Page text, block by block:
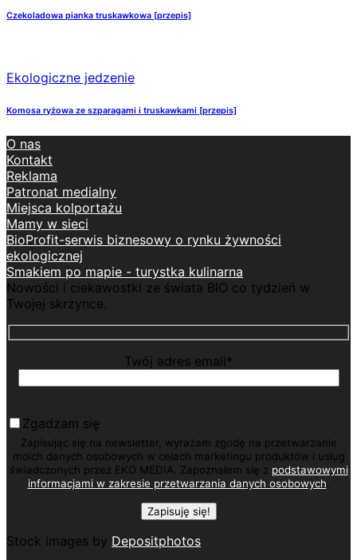
Czekoladowa pianka truskawkowa [przepis]
Ekologiczne jedzenie
Komosa ryżowa ze szparagami i truskawkami [przepis]
O nas
Kontakt
Reklama
Patronat medialny
Miejsca kolportażu
Mamy w sieci
BioProfit-serwis biznesowy o rynku żywności
ekologicznej
Smakiem po mapie - turystka kulinarna
Nowości i ciekawostki ze świata BIO co tydzień w
Twojej skrzynce.
Twój adres email*
Zgadzam się
Zapisując się na newsletter, wyrażam zgodę na przetwarzanie
moich danych osobowych w celach marketingu produktów i usług
świadczonych przez EKO MEDIA. Zapoznałem się z podstawowymi
informacjami w zakresie przetwarzania danych osobowych
Stock images by Depositphotos